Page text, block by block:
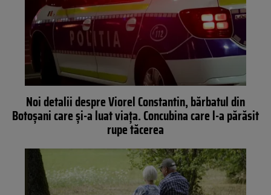
Noi detalii despre Viorel Constantin, bărbatul din
Botoşani care şi-a luat viaţa. Concubina care l-a părăsit
rupe tăcerea